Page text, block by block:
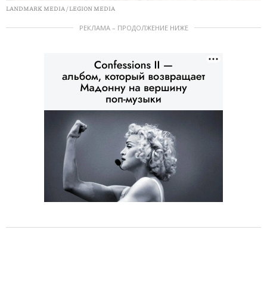
LANDMARK MEDIA / LEGION MEDIA
РЕКЛАМА – ПРОДОЛЖЕНИЕ НИЖЕ